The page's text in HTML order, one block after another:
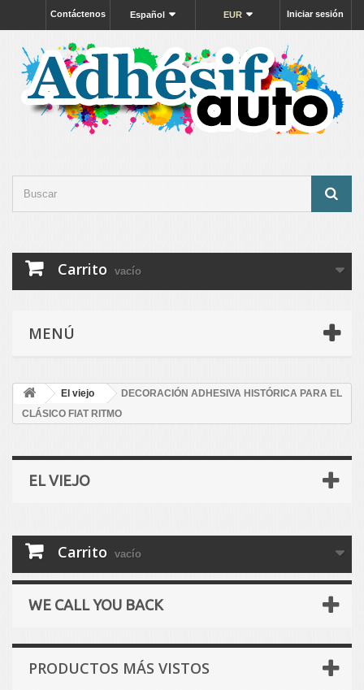
Iniciar sesión
EUR
Español
Contáctenos
Carrito vacío
MENÚ
El viejo
DECORACIÓN ADHESIVA HISTÓRICA PARA EL
CLÁSICO FIAT RITMO
EL VIEJO
Carrito vacío
WE CALL YOU BACK
PRODUCTOS MÁS VISTOS